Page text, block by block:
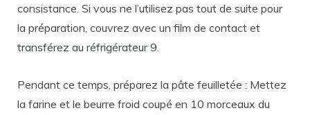
consistance. Si vous ne l’utilisez pas tout de suite pour
la préparation, couvrez avec un film de contact et
transférez au réfrigérateur 9.
Pendant ce temps, préparez la pâte feuilletée : Mettez
la farine et le beurre froid coupé en 10 morceaux du